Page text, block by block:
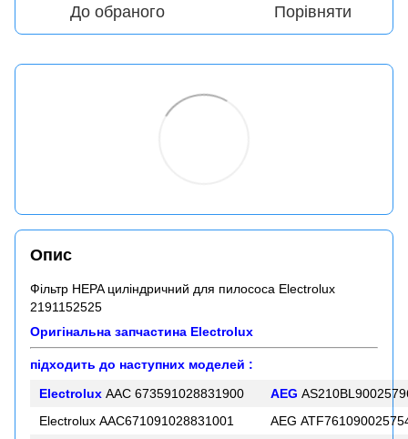
До обраного Порівняти
Опис
Фільтр HEPA циліндричний для пилососа Electrolux
2191152525
Оригінальна запчастина Electrolux
підходить до наступних моделей :
Electrolux AAC 673591028831900 AEG
Electrolux AAC671091028831001
AEG